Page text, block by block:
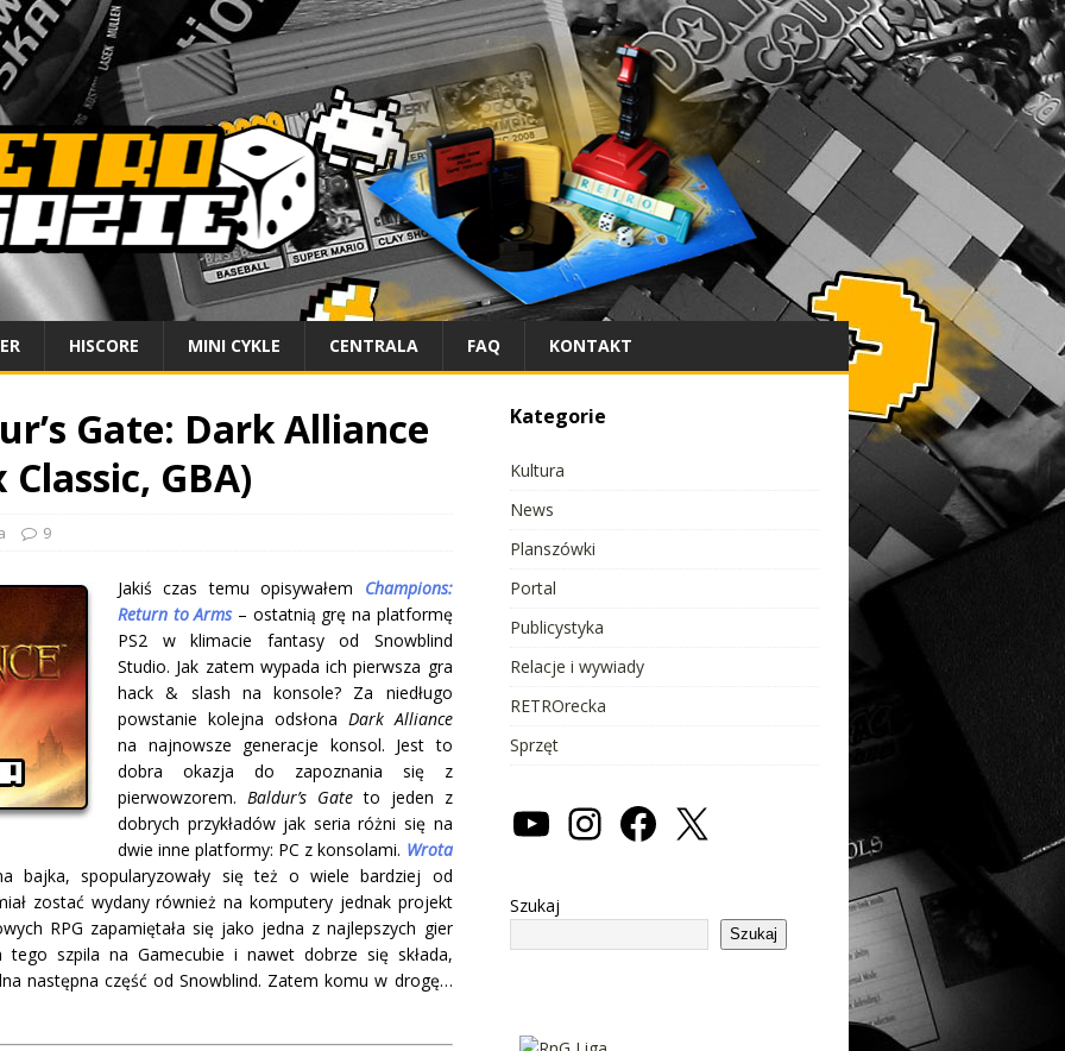
HISCORE MINI CYKLE CENTRALA FAQ KONTAKT
Gate: Dark Alliance
Classic, GBA)
9
Jakiś czas temu opisywałem Champions:
Return to Arms– ostatnią grę na platformę
PS2 w klimacie fantasy od Snowblind
Studio. Jak zatem wypada ich pierwsza gra
hack & slash na konsole? Za niedługo
powstanie kolejna odsłona Dark Alliance
na najnowsze generacje konsol. Jest to
dobra okazja do zapoznania się z
pierwowzorem. Baldur’s Gateto jeden z
dobrych przykładów jak seria różni się na
dwie inne platformy: PC z konsolami. Wrota
bajka, spopularyzowały się też o wiele bardziej od
zostać wydany również na komputery jednak projekt
RPG zapamiętała się jako jedna z najlepszych gier
tego szpila na Gamecubie i nawet dobrze się składa,
następna część od Snowblind. Zatem komu w drogę…
Kategorie
Kultura
News
Planszówki
Portal
Publicystyka
Relacje i wywiady
RETROrecka
Sprzęt
Szukaj
Szukaj